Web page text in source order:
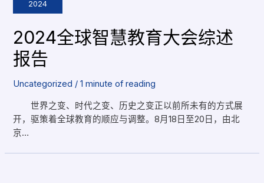
2024
2024全球智慧教育大会综述
报告
Uncategorized /1 minute of reading
世界之变、时代之变、历史之变正以前所未有的方式展
开，驱策着全球教育的顺应与调整。8月18日至20日，由北
京…